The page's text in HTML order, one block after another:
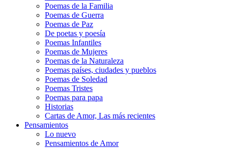
Poemas de la Familia
Poemas de Guerra
Poemas de Paz
De poetas y poesía
Poemas Infantiles
Poemas de Mujeres
Poemas de la Naturaleza
Poemas países, ciudades y pueblos
Poemas de Soledad
Poemas Tristes
Poemas para papa
Historias
Cartas de Amor, Las más recientes
Pensamientos
Lo nuevo
Pensamientos de Amor